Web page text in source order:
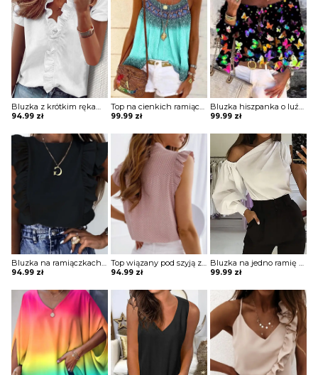
Bluzka z krótkim rękawem z falbanką na przodzie
94.99 zł
Top na cienkich ramiączkach o luźnym kroju
99.99 zł
Bluzka hiszpanka o luźnym kroju
99.99 zł
Bluzka na ramiączkach z falbankami
94.99 zł
Top wiązany pod szyją z falbankami przy rękawach
94.99 zł
Bluzka na jedno ramię z szerokim rękawem
99.99 zł